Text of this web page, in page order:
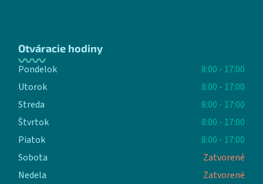
Otváracie hodiny
Pondelok
8:00 - 17:00
Utorok
8:00 - 17:00
Streda
8:00 - 17:00
Štvrtok
8:00 - 17:00
Piatok
8:00 - 17:00
Sobota
Zatvorené
Nedela
Zatvorené